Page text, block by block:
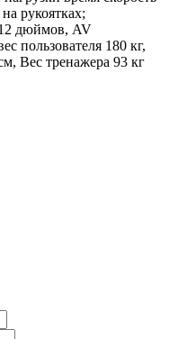
рукоятках;
дюймов, AV
пользователя 180 кг,
Вес тренажера 93 кг